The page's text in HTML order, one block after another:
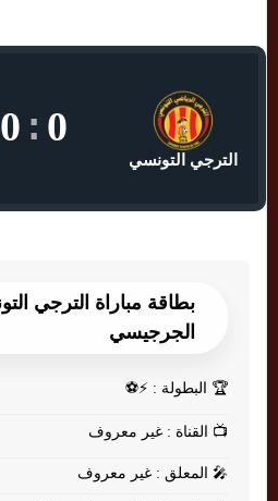
الترجي التونسي
0
:
0
الجرجيسي
🏆 البطولة : ⚡⚽
📺 القناة : غير معروف
🎤 المعلق : غير معروف